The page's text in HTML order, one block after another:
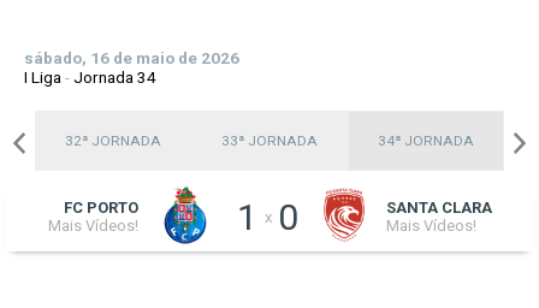
sábado, 16 de maio de 2026
I Liga -Jornada 34
32ª JORNADA 33ª JORNADA 34ª JORNADA
FC PORTO
Mais Vídeos!
1 x 0
SANTA CLARA
Mais Vídeos!